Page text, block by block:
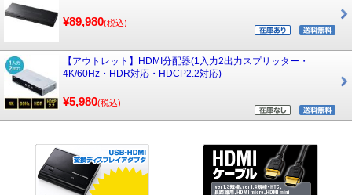
¥89,980(税込)
【アウトレット】HDMI分配器(1入力2出力スプリッター・
4K/60Hz・HDR対応・HDCP2.2対応)
¥5,980(税込)